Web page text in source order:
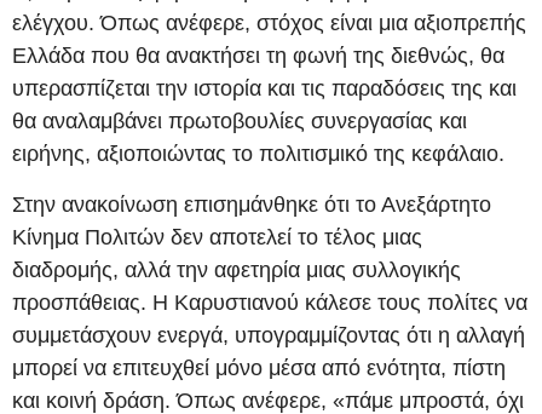
ελέγχου. Όπως ανέφερε, στόχος είναι μια αξιοπρεπής
Ελλάδα που θα ανακτήσει τη φωνή της διεθνώς, θα
υπερασπίζεται την ιστορία και τις παραδόσεις της και
θα αναλαμβάνει πρωτοβουλίες συνεργασίας και
ειρήνης, αξιοποιώντας το πολιτισμικό της κεφάλαιο.
Στην ανακοίνωση επισημάνθηκε ότι το Ανεξάρτητο
Κίνημα Πολιτών δεν αποτελεί το τέλος μιας
διαδρομής, αλλά την αφετηρία μιας συλλογικής
προσπάθειας. Η Καρυστιανού κάλεσε τους πολίτες να
συμμετάσχουν ενεργά, υπογραμμίζοντας ότι η αλλαγή
μπορεί να επιτευχθεί μόνο μέσα από ενότητα, πίστη
και κοινή δράση. Όπως ανέφερε, «πάμε μπροστά, όχι